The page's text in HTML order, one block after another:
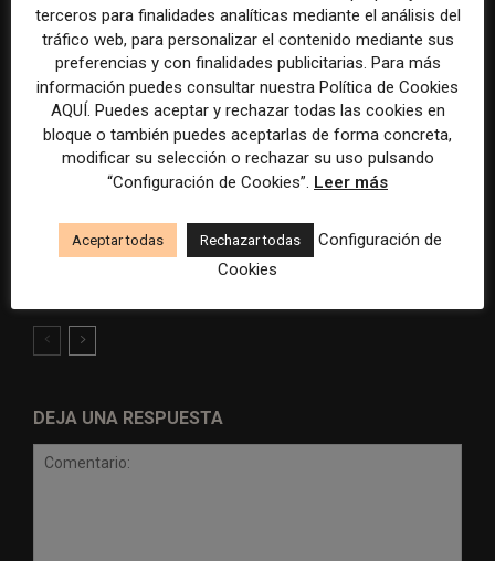
la violencia
Radio Televisión Madrid
establece un sistema de
control para el uso de la
ADEPA crea un premio
especial para la mejor
cobertura periodística del
DEJA UNA RESPUESTA
terceros para finalidades analíticas mediante el análisis del
tráfico web, para personalizar el contenido mediante sus
preferencias y con finalidades publicitarias. Para más
información puedes consultar nuestra Política de Cookies
AQUÍ. Puedes aceptar y rechazar todas las cookies en
bloque o también puedes aceptarlas de forma concreta,
modificar su selección o rechazar su uso pulsando
“Configuración de Cookies”. Leer más
Aceptar todas Rechazar todas
Configuración de
Cookies